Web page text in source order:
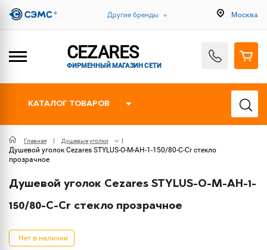
Другие бренды Москва
CEZARES
ФИРМЕННЫЙ МАГАЗИН СЕТИ
КАТАЛОГ ТОВАРОВ
Главная Душевые уголки
Душевой уголок Cezares STYLUS-O-M-AH-1-150/80-C-Cr стекло
прозрачное
Душевой уголок Cezares STYLUS-O-M-AH-1-
150/80-C-Cr стекло прозрачное
Нет в наличии